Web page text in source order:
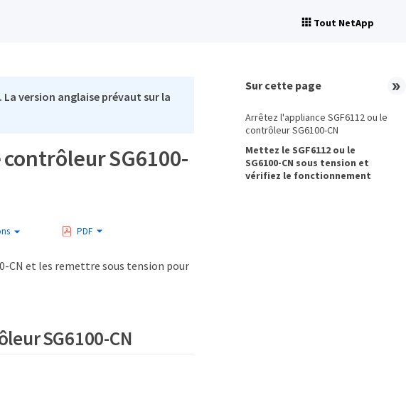
Tout NetApp
version anglaise prévaut sur la
SG6100-
PDF
CN et les remettre sous tension pour
SG6100-CN
Sur cette page
Arrêtez l'appliance SGF6112 ou le
contrôleur SG6100-CN
Mettez le SGF6112 ou le
SG6100-CN sous tension et
vérifiez le fonctionnement